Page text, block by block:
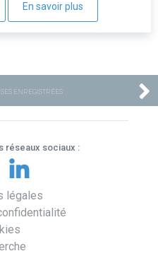
En savoir plus
ENREGISTRÉES
réseaux sociaux :
légales